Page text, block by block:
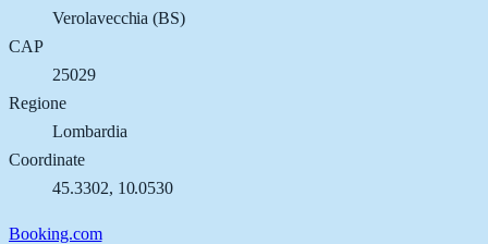
Verolavecchia (BS)
CAP
25029
Regione
Lombardia
Coordinate
45.3302, 10.0530
Booking.com